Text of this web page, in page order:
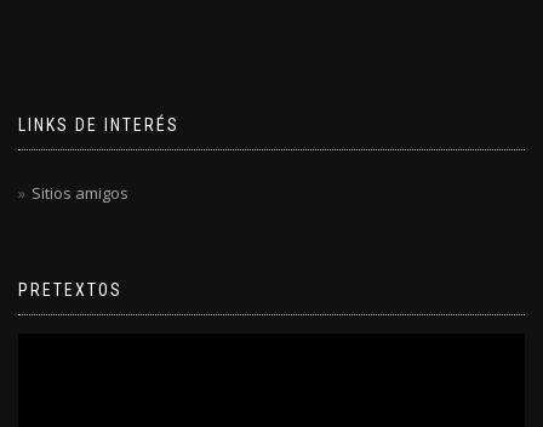
LINKS DE INTERÉS
Sitios amigos
PRETEXTOS